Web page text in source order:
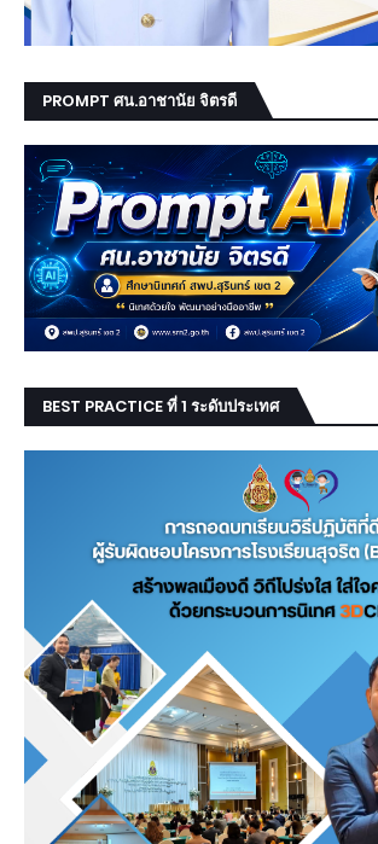
PROMPT ศน.อาชานัย จิตรดี
BEST PRACTICE ที่ 1 ระดับประเทศ